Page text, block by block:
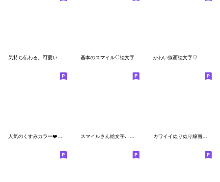
基本のスマイル♡絵文字 かわい線画絵文字♡
人気のくすみカラー❤️ニコちゃん スマイルさん絵文字♩ミニスタンプも◎ カワイイぬりぬり線画 基本セット